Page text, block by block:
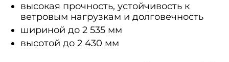
высокая прочность, устойчивость к
ветровым нагрузкам и долговечность
шириной до 2 535 мм
высотой до 2 430 мм